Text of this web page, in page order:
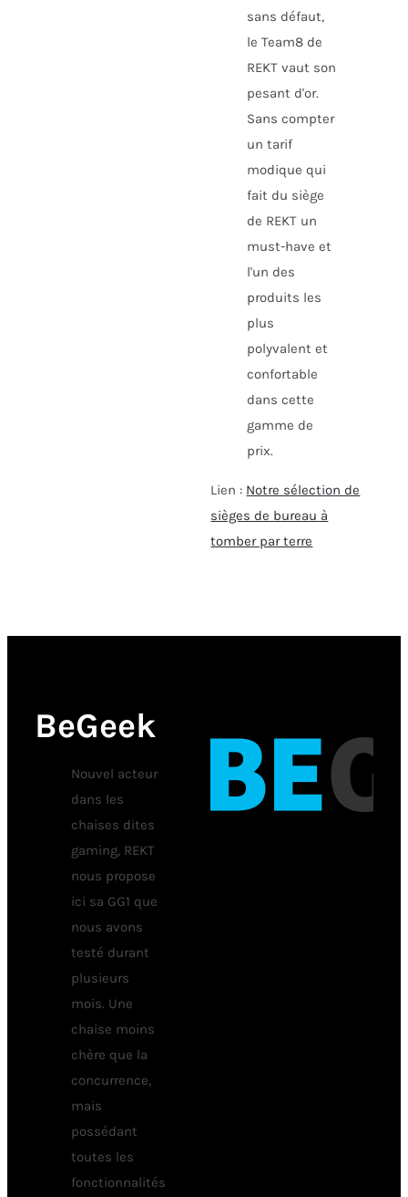
sans défaut,
le Team8 de
REKT vaut son
pesant d'or.
Sans compter
un tarif
modique qui
fait du siège
de REKT un
must-have et
l'un des
produits les
plus
polyvalent et
confortable
dans cette
gamme de
prix.
Lien : Notre sélection de
sièges de bureau à
tomber par terre
BeGeek
Nouvel acteur
dans les
chaises dites
gaming, REKT
nous propose
ici sa GG1 que
nous avons
testé durant
plusieurs
mois. Une
chaise moins
chère que la
concurrence,
mais
possédant
toutes les
fonctionnalités